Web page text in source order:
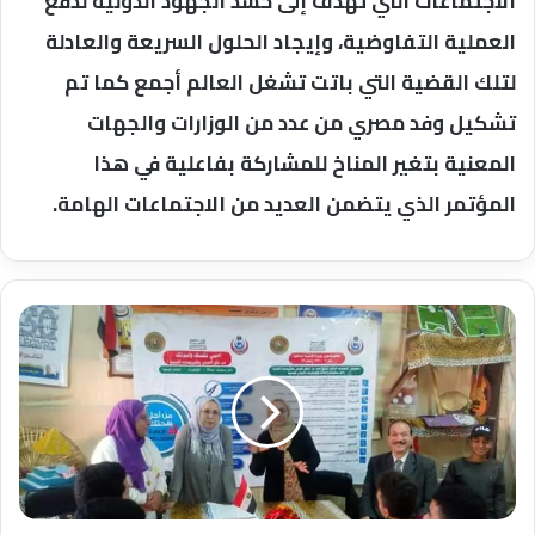
العملية التفاوضية، وإيجاد الحلول السريعة والعادلة
لتلك القضية التي باتت تشغل العالم أجمع كما تم
تشكيل وفد مصري من عدد من الوزارات والجهات
المعنية بتغير المناخ للمشاركة بفاعلية في هذا
المؤتمر الذي يتضمن العديد من الاجتماعات الهامة.
وزيرة
الصحة:
مبادرة
"الحد
من
انتشار
العدوى"
قدمت
التوعية